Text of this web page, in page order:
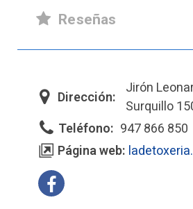
Reseñas
Dirección:
Jirón
Surquillo
Teléfono: 947 866 850
Página web: